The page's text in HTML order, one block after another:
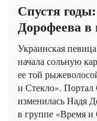
Спустя
Дорофеева в
Украинская певица
начала сольную
ее той
и Стекло». Портал
изменилась Надя
в группе «Время и